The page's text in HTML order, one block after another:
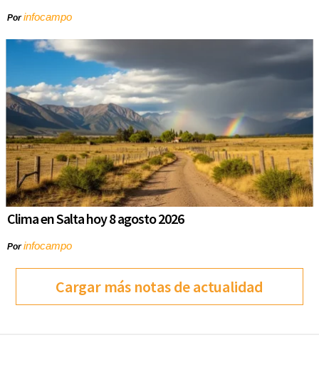
Porinfocampo
Clima en Salta hoy 8 agosto 2026
Porinfocampo
Cargar más notas de actualidad